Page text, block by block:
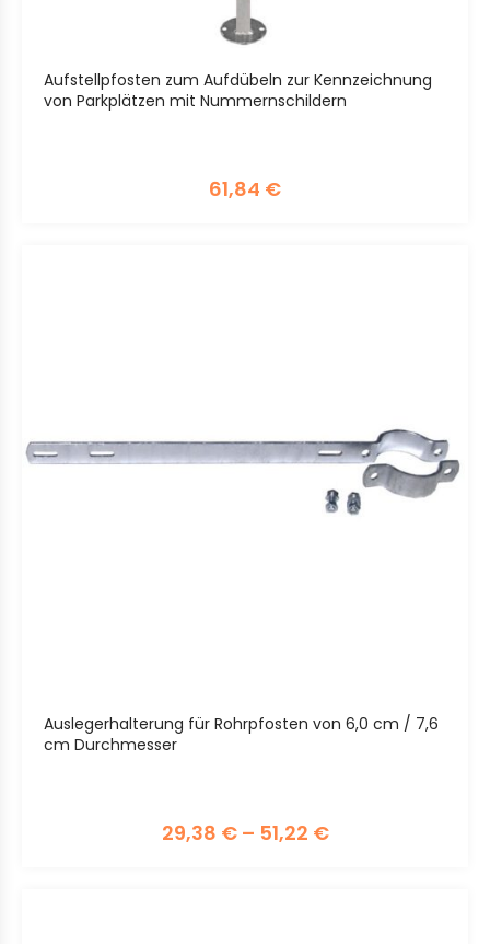
Aufstellpfosten zum Aufdübeln zur Kennzeichnung
von Parkplätzen mit Nummernschildern
61,84 €
Auslegerhalterung für Rohrpfosten von 6,0 cm / 7,6
cm Durchmesser
29,38 €– 51,22 €